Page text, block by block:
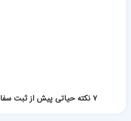
۷ نکته حیاتی پیش از ثبت سفارش برد مدار چاپی